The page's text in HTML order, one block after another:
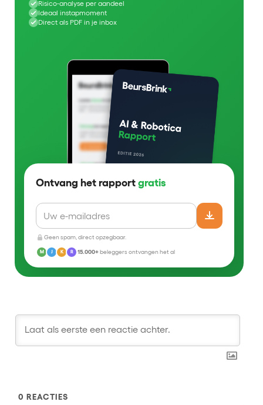
Risico-analyse per aandeel
Ideaal instapmoment
Direct als PDF in je inbox
Ontvang het rapport gratis
Geen spam, direct opzegbaar.
M J K R 15.000+beleggers ontvangen het al
0 REACTIES